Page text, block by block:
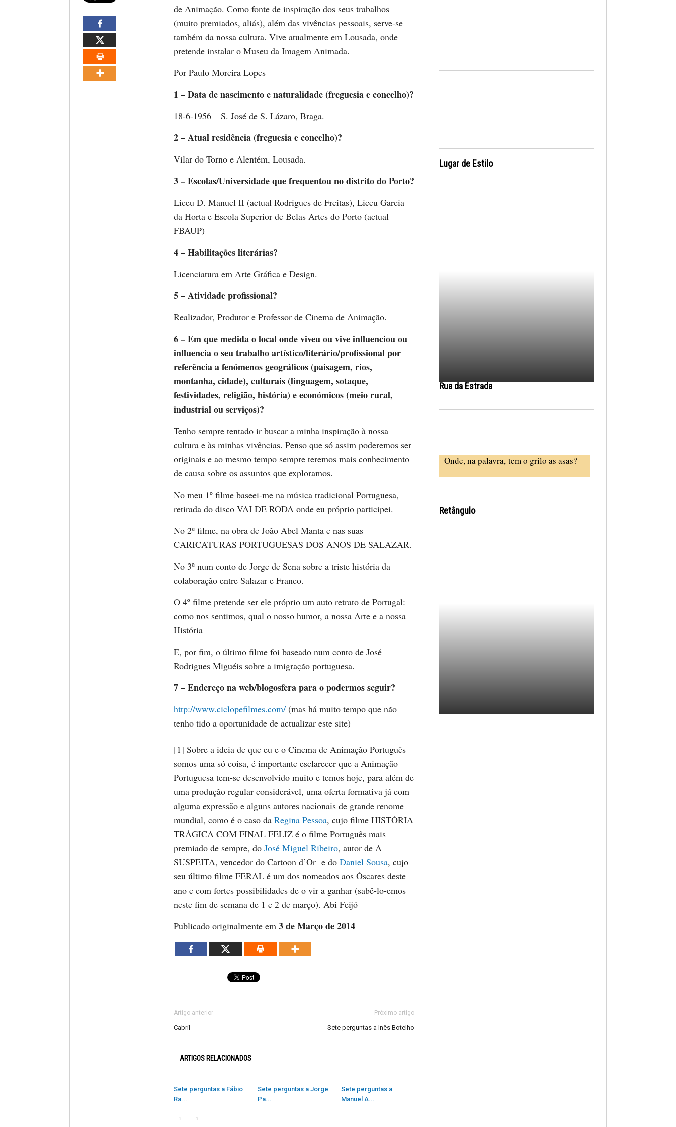
de Animação. Como fonte de inspiração dos seus trabalhos
(muito premiados, aliás), além das vivências pessoais, serve-se
também da nossa cultura. Vive atualmente em Lousada, onde
pretende instalar o Museu da Imagem Animada.
Por Paulo Moreira Lopes
1 – Data de nascimento e naturalidade (freguesia e concelho)?
18-6-1956 – S. José de S. Lázaro, Braga.
2 – Atual residência (freguesia e concelho)?
Vilar do Torno e Alentém, Lousada.
3 – Escolas/Universidade que frequentou no distrito do Porto?
Liceu D. Manuel II (actual Rodrigues de Freitas), Liceu Garcia
da Horta e Escola Superior de Belas Artes do Porto (actual
FBAUP)
4 – Habilitações literárias?
Licenciatura em Arte Gráfica e Design.
5 – Atividade profissional?
Realizador, Produtor e Professor de Cinema de Animação.
6 – Em que medida o local onde viveu ou vive influenciou ou
influencia o seu trabalho artístico/literário/profissional por
referência a fenómenos geográficos (paisagem, rios,
montanha, cidade), culturais (linguagem, sotaque,
festividades, religião, história) e económicos (meio rural,
industrial ou serviços)?
Tenho sempre tentado ir buscar a minha inspiração à nossa
cultura e às minhas vivências. Penso que só assim poderemos ser
originais e ao mesmo tempo sempre teremos mais conhecimento
de causa sobre os assuntos que exploramos.
No meu 1º filme baseei-me na música tradicional Portuguesa,
retirada do disco VAI DE RODA onde eu próprio participei.
No 2º filme, na obra de João Abel Manta e nas suas
CARICATURAS PORTUGUESAS DOS ANOS DE SALAZAR.
No 3º num conto de Jorge de Sena sobre a triste história da
colaboração entre Salazar e Franco.
O 4º filme pretende ser ele próprio um auto retrato de Portugal:
como nos sentimos, qual o nosso humor, a nossa Arte e a nossa
História
E, por fim, o último filme foi baseado num conto de José
Rodrigues Miguéis sobre a imigração portuguesa.
7 – Endereço na web/blogosfera para o podermos seguir?
http://www.ciclopefilmes.com/ (mas há muito tempo que não
tenho tido a oportunidade de actualizar este site)
[1] Sobre a ideia de que eu e o Cinema de Animação Português
somos uma só coisa, é importante esclarecer que a Animação
Portuguesa tem-se desenvolvido muito e temos hoje, para além de
uma produção regular considerável, uma oferta formativa já com
alguma expressão e alguns autores nacionais de grande renome
mundial, como é o caso da Regina Pessoa, cujo filme HISTÓRIA
TRÁGICA COM FINAL FELIZ é o filme Português mais
premiado de sempre, do José Miguel Ribeiro, autor de A
SUSPEITA, vencedor do Cartoon d’Or e do Daniel Sousa, cujo
seu último filme FERAL é um dos nomeados aos Óscares deste
ano e com fortes possibilidades de o vir a ganhar (sabê-lo-emos
neste fim de semana de 1 e 2 de março). Abi Feijó
Publicado originalmente em 3 de Março de 2014
Artigo anterior
Cabril
Próximo artigo
Sete perguntas a Inês Botelho
ARTIGOS RELACIONADOS
Sete perguntas a Fábio
Ra...
Sete perguntas a Jorge
Pa...
Sete perguntas a
Manuel A...
Lugar de Estilo
Rua da Estrada
Onde, na palavra, tem o grilo as asas?
Retângulo